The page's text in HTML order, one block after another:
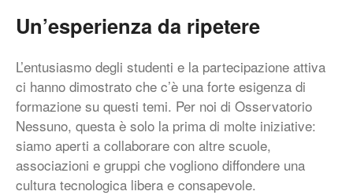
Un’esperienza da ripetere
L’entusiasmo degli studenti e la partecipazione attiva
ci hanno dimostrato che c’è una forte esigenza di
formazione su questi temi. Per noi di Osservatorio
Nessuno, questa è solo la prima di molte iniziative:
siamo aperti a collaborare con altre scuole,
associazioni e gruppi che vogliono diffondere una
cultura tecnologica libera e consapevole.